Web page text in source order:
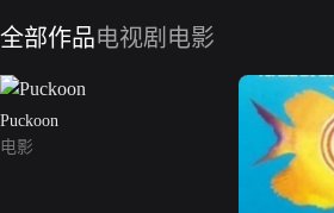
全部作品电视剧 电影
Puckoon
电影